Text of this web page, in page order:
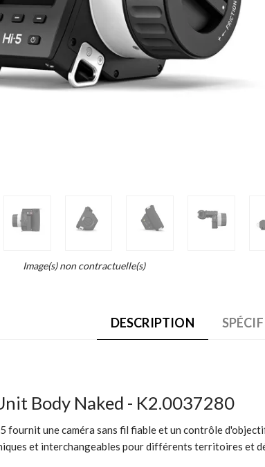
Image(s) non contractuelle(s)
DESCRIPTION
Body Naked - K2.0037280
fournit une caméra sans fil fiable et un contrôle
et interchangeables pour différents territoires et